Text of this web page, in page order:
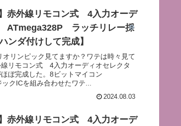
】赤外線リモコン式 4入力オーデ
ATmega328P ラッチリレー採
ンダ付けして完成】
リンピック見てますか？ワテは時々見て
リモコン式 4入力オーディオセレクタ
ぼ完成した。8ビットマイコン
クICを組み合わせたワテ...
2024.08.03
】赤外線リモコン式 4入力オーデ